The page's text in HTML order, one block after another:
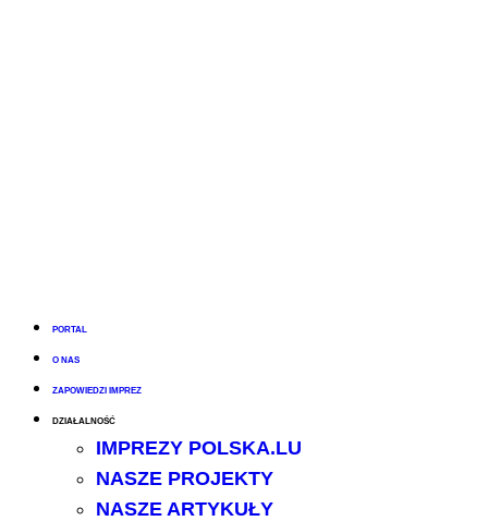
PORTAL
O NAS
ZAPOWIEDZI IMPREZ
DZIAŁALNOŚĆ
IMPREZY POLSKA.LU
NASZE PROJEKTY
NASZE ARTYKUŁY